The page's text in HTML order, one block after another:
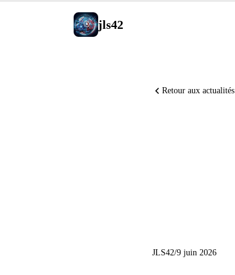
jls42
Retour aux actualités
JLS42/9 juin 2026